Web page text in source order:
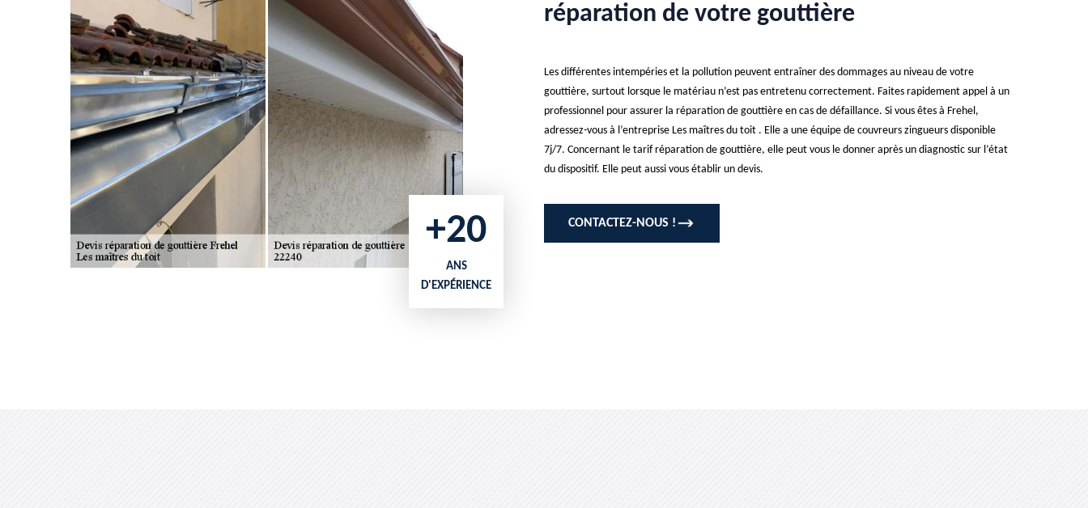
+20
ANS
D'EXPÉRIENCE
réparation de votre gouttière
Les différentes intempéries et la pollution peuvent entraîner des dommages au niveau de votre
gouttière, surtout lorsque le matériau n’est pas entretenu correctement. Faites rapidement appel à un
professionnel pour assurer la réparation de gouttière en cas de défaillance. Si vous êtes à Frehel,
adressez-vous à l’entreprise Les maîtres du toit . Elle a une équipe de couvreurs zingueurs disponible
7j/7. Concernant le tarif réparation de gouttière, elle peut vous le donner après un diagnostic sur l’état
du dispositif. Elle peut aussi vous établir un devis.
CONTACTEZ-NOUS !